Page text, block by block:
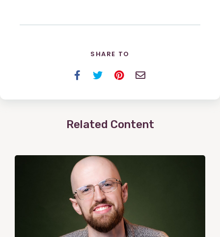
SHARE TO
Facebook
TwitterPinterestEmail
Related Content
View
Post